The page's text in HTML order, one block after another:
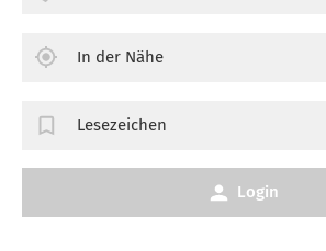
In der Nähe
Lesezeichen
Login